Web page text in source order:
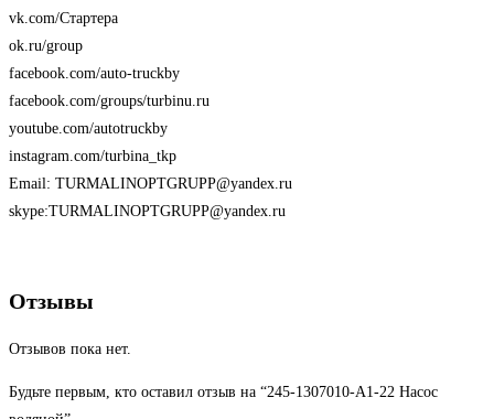
vk.com/Стартера
ok.ru/group
facebook.com/auto-truckby
facebook.com/groups/turbinu.ru
youtube.com/autotruckby
instagram.com/turbina_tkp
Email: TURMALINOPTGRUPP@yandex.ru
skype:TURMALINOPTGRUPP@yandex.ru
Отзывы
Отзывов пока нет.
Будьте первым, кто оставил отзыв на “245-1307010-А1-22 Насос